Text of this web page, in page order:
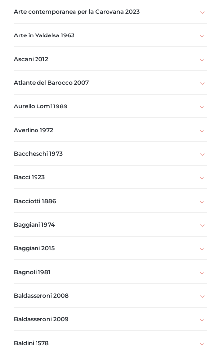
Arte contemporanea per la Carovana 2023
Arte in Valdelsa 1963
Ascani 2012
Atlante del Barocco 2007
Aurelio Lomi 1989
Averlino 1972
Baccheschi 1973
Bacci 1923
Bacciotti 1886
Baggiani 1974
Baggiani 2015
Bagnoli 1981
Baldasseroni 2008
Baldasseroni 2009
Baldini 1578